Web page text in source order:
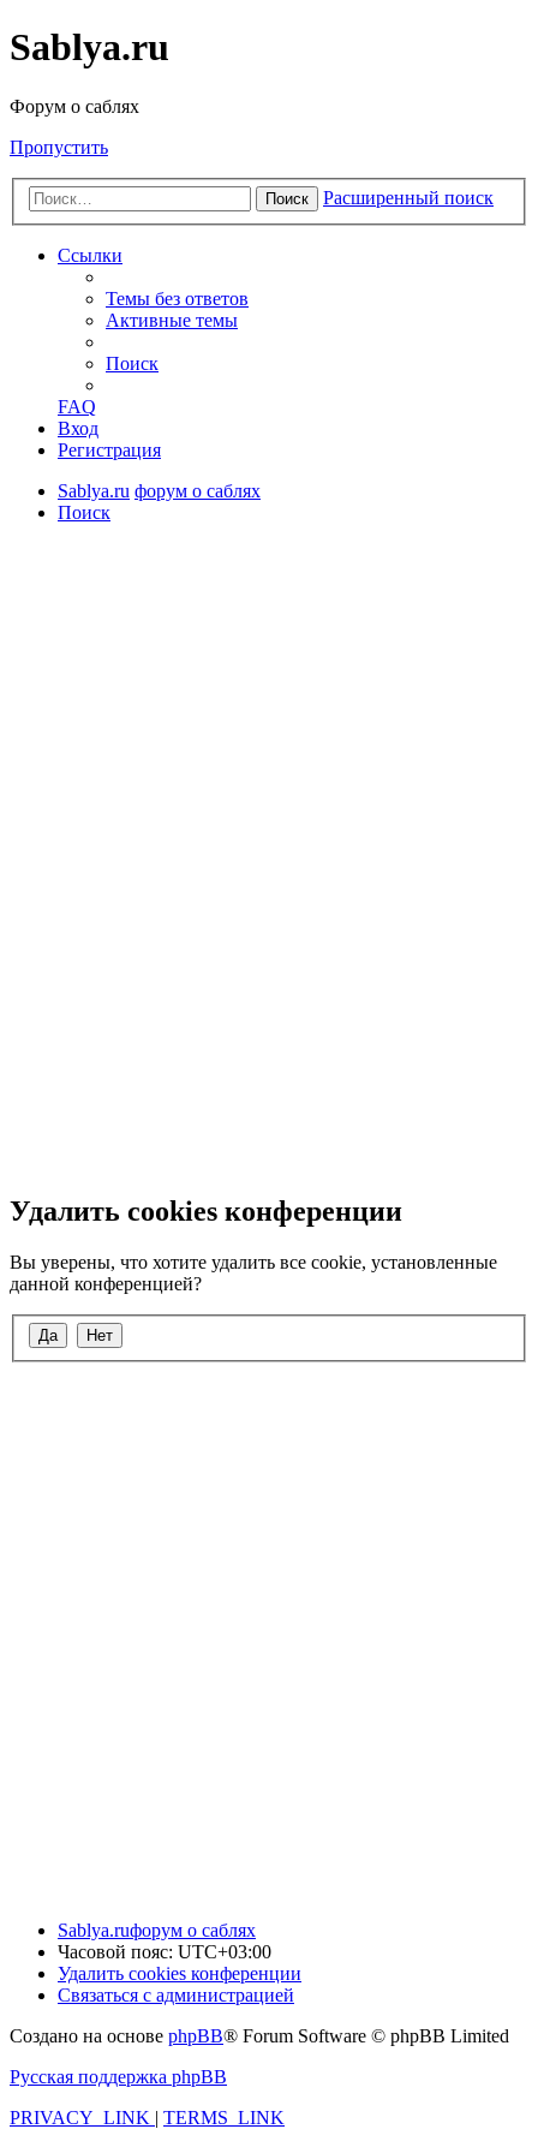
Sablya.ru
Форум о саблях
Пропустить
Поиск Расширенный поиск
Ссылки
Темы без ответов
Активные темы
Поиск
FAQ
Вход
Регистрация
Sablya.ru форум о саблях
Поиск
Удалить cookies конференции
Вы уверены, что хотите удалить все cookie, установленные
данной конференцией?
Sablya.ruфорум о саблях
Часовой пояс: UTC+03:00
Удалить cookies конференции
Связаться с администрацией
Создано на основе phpBB® Forum Software © phpBB Limited
Русская поддержка phpBB
PRIVACY_LINK | TERMS_LINK